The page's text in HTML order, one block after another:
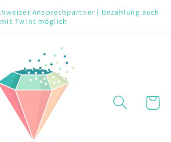
Ansprechpartner | Bezahlung auch
mit Twint möglich